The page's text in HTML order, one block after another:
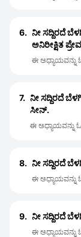
6. ನೀ ಸದ್ದಿರದೆ
ಅನಿರೀಕ್ಷಿತ
ಈ
7. ನೀ ಸದ್ದಿರದೆ
ಸೀನ್.
ಈ ಅಧ್ಯಾಯವನ್ನು
8. ನೀ ಸದ್ದಿರದೆ
ಈ
9. ನೀ ಸದ್ದಿರದೆ
ಈ